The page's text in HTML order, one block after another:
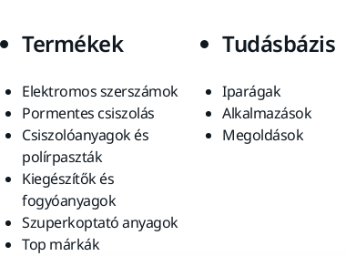
Termékek
Elektromos szerszámok
Pormentes csiszolás
Csiszolóanyagok és
polírpaszták
Kiegészítők és
fogyóanyagok
Szuperkoptató anyagok
Top márkák
Tudásbázis
Iparágak
Alkalmazások
Megoldások